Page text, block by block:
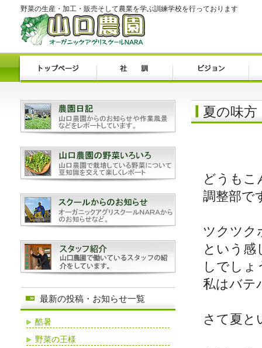
野菜の生産・加工・販売そして農業を学ぶ訓練学校を行っております
夏の味方
どうもこ
調整部で
ツクツク
という感
しでしょ
私はバテ
さて夏と
最新の投稿・お知らせ一覧
酷暑
野菜の王様